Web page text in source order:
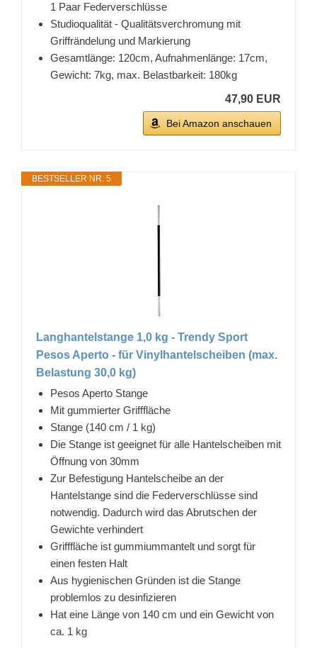
1 Paar Federverschlüsse
Studioqualität - Qualitätsverchromung mit
Griffrändelung und Markierung
Gesamtlänge: 120cm, Aufnahmenlänge: 17cm,
Gewicht: 7kg, max. Belastbarkeit: 180kg
47,90 EUR
Bei Amazon anschauen
BESTSELLER NR. 5
Langhantelstange 1,0 kg - Trendy Sport
Pesos Aperto - für Vinylhantelscheiben (max.
Belastung 30,0 kg)
Pesos Aperto Stange
Mit gummierter Grifffläche
Stange (140 cm / 1 kg)
Die Stange ist geeignet für alle Hantelscheiben mit
Öffnung von 30mm
Zur Befestigung Hantelscheibe an der
Hantelstange sind die Federverschlüsse sind
notwendig. Dadurch wird das Abrutschen der
Gewichte verhindert
Grifffläche ist gummiummantelt und sorgt für
einen festen Halt
Aus hygienischen Gründen ist die Stange
problemlos zu desinfizieren
Hat eine Länge von 140 cm und ein Gewicht von
ca. 1 kg